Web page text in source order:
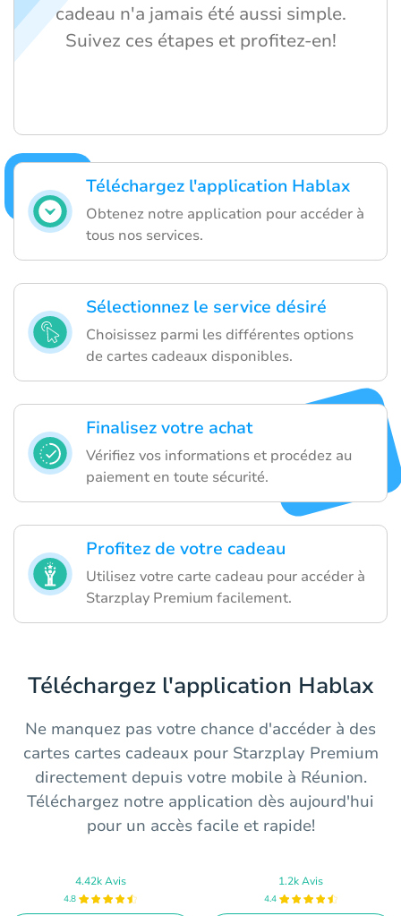
Téléchargez l'application Hablax
Obtenez notre application pour accéder à
tous nos services.
Sélectionnez le service désiré
Choisissez parmi les différentes options
de cartes cadeaux disponibles.
Finalisez votre achat
Vérifiez vos informations et procédez au
paiement en toute sécurité.
Profitez de votre cadeau
Utilisez votre carte cadeau pour accéder à
Starzplay Premium facilement.
cadeau n'a jamais été aussi simple.
Suivez ces étapes et profitez-en!
Téléchargez l'application Hablax
Ne manquez pas votre chance d'accéder à des
cartes cartes cadeaux pour Starzplay Premium
directement depuis votre mobile à Réunion.
Téléchargez notre application dès aujourd'hui
pour un accès facile et rapide!
4.42k Avis
4.8
1.2k Avis
4.4